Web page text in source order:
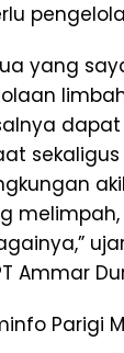
yang
Ammar
Parigi